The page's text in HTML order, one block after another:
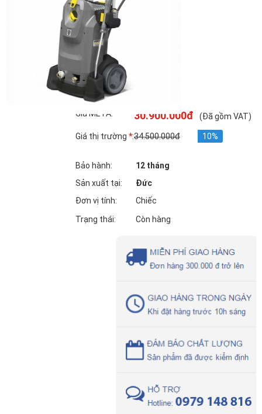
: Máy rửa xe Karcher HD 6/15 M
Giá META: 30.900.000đ (Đã gồm VAT)
Giá thị trường *:34.500.000đ 10%
Bảo hành:
12 tháng
Sản xuất tại:
Đức
Đơn vị tính:
Chiếc
Trạng thái:
Còn hàng